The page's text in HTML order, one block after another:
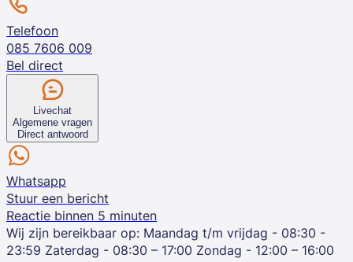
Telefoon
085 7606 009
Bel direct
Livechat
Algemene vragen
Direct antwoord
Whatsapp
Stuur een bericht
Reactie binnen 5 minuten
Wij zijn bereikbaar op: Maandag t/m vrijdag - 08:30 -
23:59 Zaterdag - 08:30 – 17:00 Zondag - 12:00 – 16:00